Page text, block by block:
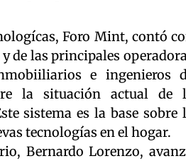
Foro Mint, contó
de las principales
e ingenieros
la situación actual de
sistema es la base sobre
tecnologías en el hogar.
Bernardo Lorenzo,